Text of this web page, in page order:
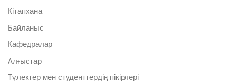
Кітапхана
Байланыс
Кафедралар
Алғыстар
Түлектер мен студенттердің пікірлері